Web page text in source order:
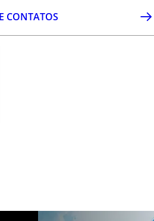
CONTATOS